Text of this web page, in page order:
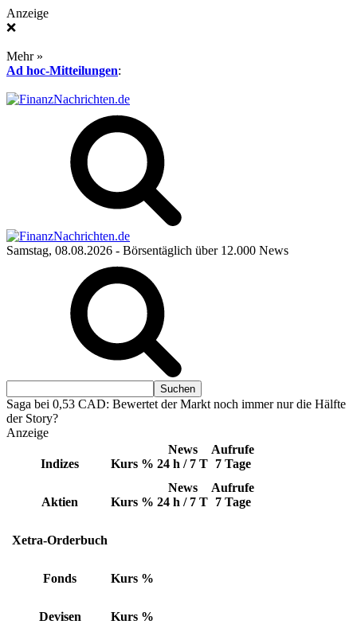
Anzeige
❌
Mehr »
Ad hoc-Mitteilungen:
Samstag, 08.08.2026 - Börsentäglich über 12.000 News
Saga bei 0,53 CAD: Bewertet der Markt noch immer nur die Hälfte
der Story?
Anzeige
Indizes Kurs %
News
24 h / 7 T
Aufrufe
7 Tage
Aktien Kurs %
News
24 h / 7 T
Aufrufe
7 Tage
Xetra-Orderbuch
Fonds Kurs %
Devisen Kurs %